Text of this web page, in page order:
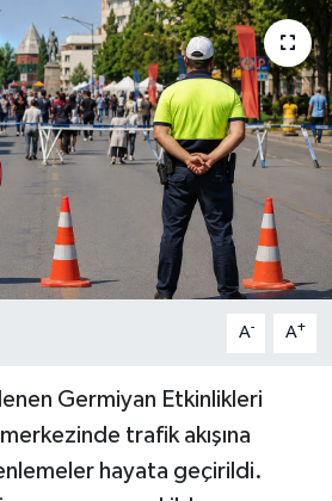
A- A+
Germiyan Etkinlikleri
trafik akışına
hayata geçirildi.